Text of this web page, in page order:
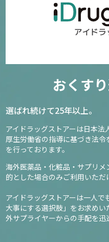
おくす
選ばれ続けて25年以上。
アイドラッグストアーは日本法
厚生労働省の指導に基づき法令
を行っております。
海外医薬品・化粧品・サプリメ
的とした場合のみご利用いただ
アイドラッグストアーは一人で
大事にする選択肢」をお求めい
外サプライヤーからの手配を迅